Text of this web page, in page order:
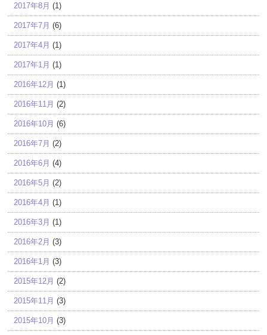
2017年8月 (1)
2017年7月 (6)
2017年4月 (1)
2017年1月 (1)
2016年12月 (1)
2016年11月 (2)
2016年10月 (6)
2016年7月 (2)
2016年6月 (4)
2016年5月 (2)
2016年4月 (1)
2016年3月 (1)
2016年2月 (3)
2016年1月 (3)
2015年12月 (2)
2015年11月 (3)
2015年10月 (3)